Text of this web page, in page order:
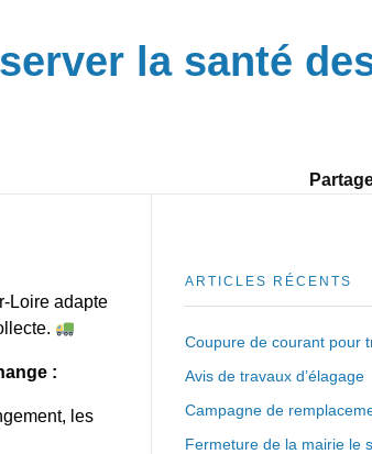
la santé
Loire adapte
:
les
ARTICLES RÉCENTS
Coupure de courant pour
Avis de travaux d’élagage
Campagne de
Fermeture de la mairie le